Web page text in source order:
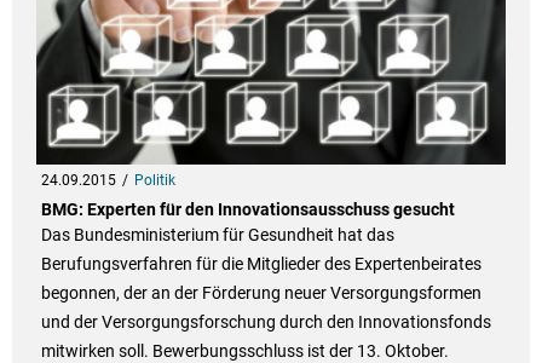
24.09.2015 Politik
BMG: Experten für den Innovationsausschuss gesucht
Das Bundesministerium für Gesundheit hat das
Berufungsverfahren für die Mitglieder des Expertenbeirates
begonnen, der an der Förderung neuer Versorgungsformen
und der Versorgungsforschung durch den Innovationsfonds
mitwirken soll. Bewerbungsschluss ist der 13. Oktober.